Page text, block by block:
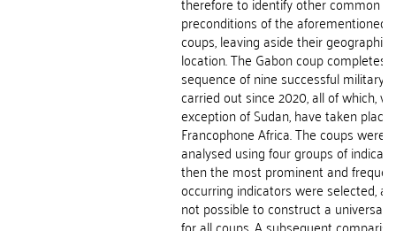
preconditions of the aforementioned
coups, leaving aside their
location. The Gabon coup completes a
sequence of nine successful military
carried out since 2020, all of which,
exception of Sudan, have taken place
Francophone Africa. The coups were
analysed using four groups of
then the most prominent and
occurring indicators were selected,
not possible to construct a universal